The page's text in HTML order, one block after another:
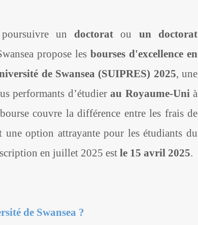
un doctorat ou un doctorat
propose les bourses d'excellence en
de Swansea (SUIPRES) 2025, une
performants d’étudierau Royaume-Uni à
couvre la différence entre les frais de
option attrayante pour les étudiants du
en juillet 2025 est le 15 avril 2025.
de Swansea ?